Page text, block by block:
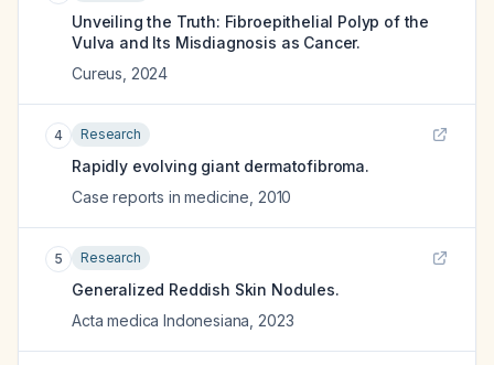
Unveiling the Truth: Fibroepithelial Polyp of the
Vulva and Its Misdiagnosis as Cancer.
Cureus 2024
4 Research
Rapidly evolving giant dermatofibroma.
Case reports in medicine 2010
5 Research
Generalized Reddish Skin Nodules.
Acta medica Indonesiana 2023